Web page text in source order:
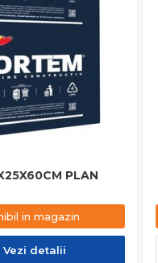
PLAN
in magazin
Vezi detalii